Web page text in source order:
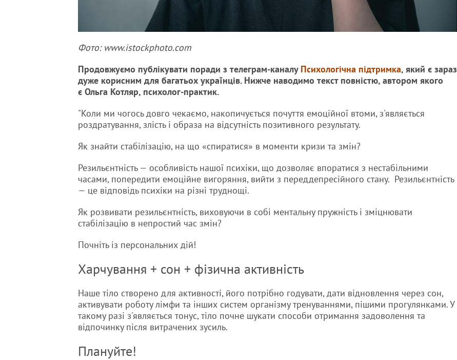
Фото: www.istockphoto.com
Продовжуємо публікувати поради з телеграм-каналу Психологічна підтримка, який є зараз
дуже корисним для багатьох українців. Нижче наводимо текст повністю, автором якого
є Ольга Котляр, психолог-практик.
"Коли ми чогось довго чекаємо, накопичується почуття емоційної втоми, з'являється
роздратування, злість і образа на відсутність позитивного результату.
Як знайти стабілізацію, на що «спиратися» в моменти кризи та змін?
Резильєнтність — особливість нашої психіки, що дозволяє впоратися з нестабільними
часами, попередити емоційне вигоряння, вийти з переддепресійного стану. Резильєнтність
— це відповідь психіки на різні труднощі.
Як розвивати резильєнтність, виховуючи в собі ментальну пружність і зміцнювати
стабілізацію в непростий час змін?
Почніть із персональних дій!
Харчування + сон + фізична активність
Наше тіло створено для активності, його потрібно годувати, дати відновлення через сон,
активувати роботу лімфи та інших систем організму тренуваннями, пішими прогулянками. У
такому разі з'являється тонус, тіло почне шукати способи отримання задоволення та
відпочинку після витрачених зусиль.
Плануйте!